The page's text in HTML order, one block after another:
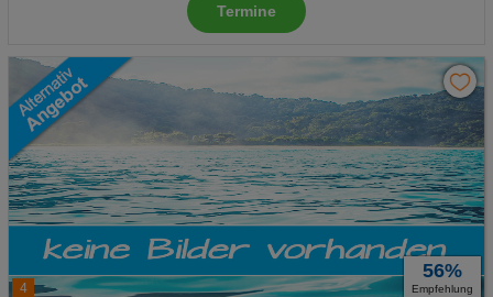
Termine
4
56%
Empfehlung